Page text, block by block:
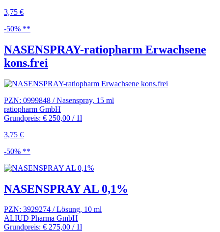
3,75 €
-50% **
NASENSPRAY-ratiopharm Erwachsene
kons.frei
PZN: 0999848 / Nasenspray, 15 ml
ratiopharm GmbH
Grundpreis: € 250,00 / 1l
3,75 €
-50% **
NASENSPRAY AL 0,1%
PZN: 3929274 / Lösung, 10 ml
ALIUD Pharma GmbH
Grundpreis: € 275,00 / 1l